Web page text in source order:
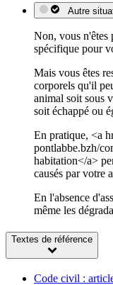
Autre
Non, vous n'êtes
spécifique pour
Mais vous êtes
corporels qu'il
animal soit sous
soit échappé ou
En pratique, <a
pontlabbe.bzh/
habitation</a>
causés par votre
En l'absence
même les
Textes de référence
Code civil :